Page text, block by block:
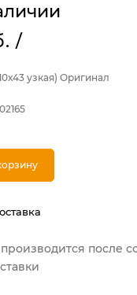
/
узкая) Оригинал
после